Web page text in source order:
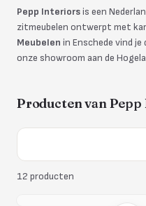
Pepp Interiorsis een
zitmeubelen ontwerpt met
Meubelen in Enschede vind
onze showroom aan de
Producten van
12 producten